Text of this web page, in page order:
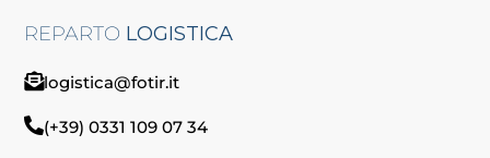
REPARTO LOGISTICA
logistica@fotir.it
(+39) 0331 109 07 34